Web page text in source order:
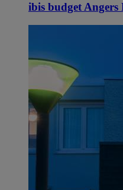
ibis budget Angers